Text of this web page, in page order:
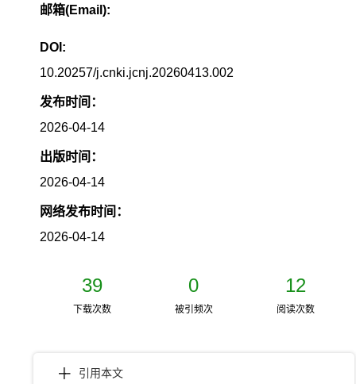
邮箱(Email):
DOI:
10.20257/j.cnki.jcnj.20260413.002
发布时间：
2026-04-14
出版时间：
2026-04-14
网络发布时间：
2026-04-14
39 0 12
下载次数 被引频次 阅读次数
引用本文